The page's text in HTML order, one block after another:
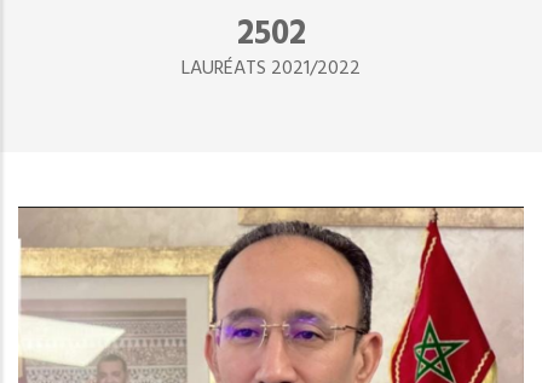
2890
LAURÉATS 2021/2022